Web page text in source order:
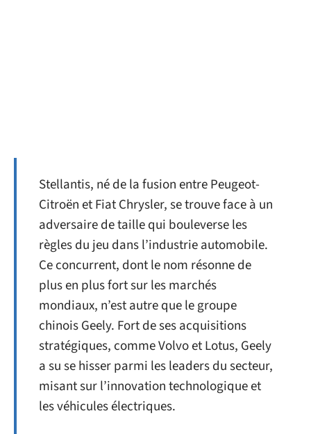
Stellantis, né de la fusion entre Peugeot-
Citroën et Fiat Chrysler, se trouve face à un
adversaire de taille qui bouleverse les
règles du jeu dans l’industrie automobile.
Ce concurrent, dont le nom résonne de
plus en plus fort sur les marchés
mondiaux, n’est autre que le groupe
chinois Geely. Fort de ses acquisitions
stratégiques, comme Volvo et Lotus, Geely
a su se hisser parmi les leaders du secteur,
misant sur l’innovation technologique et
les véhicules électriques.